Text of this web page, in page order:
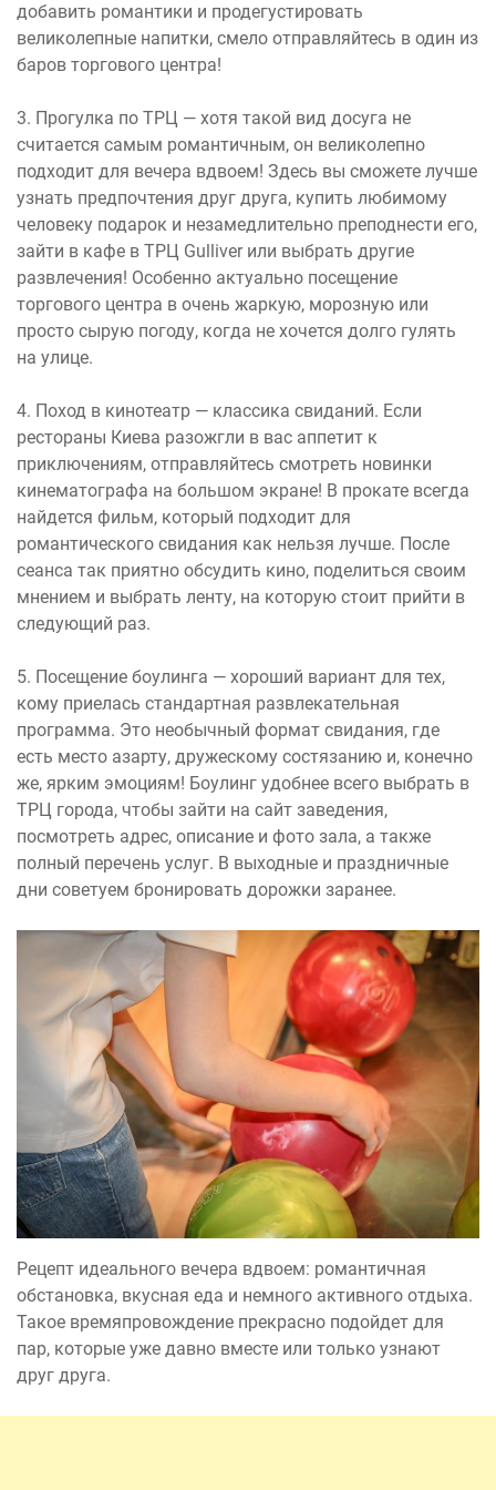
добавить романтики и продегустировать
великолепные напитки, смело отправляйтесь в один из
баров торгового центра!
3. Прогулка по ТРЦ — хотя такой вид досуга не
считается самым романтичным, он великолепно
подходит для вечера вдвоем! Здесь вы сможете лучше
узнать предпочтения друг друга, купить любимому
человеку подарок и незамедлительно преподнести его,
зайти в кафе в ТРЦ Gulliver или выбрать другие
развлечения! Особенно актуально посещение
торгового центра в очень жаркую, морозную или
просто сырую погоду, когда не хочется долго гулять
на улице.
4. Поход в кинотеатр — классика свиданий. Если
рестораны Киева разожгли в вас аппетит к
приключениям, отправляйтесь смотреть новинки
кинематографа на большом экране! В прокате всегда
найдется фильм, который подходит для
романтического свидания как нельзя лучше. После
сеанса так приятно обсудить кино, поделиться своим
мнением и выбрать ленту, на которую стоит прийти в
следующий раз.
5. Посещение боулинга — хороший вариант для тех,
кому приелась стандартная развлекательная
программа. Это необычный формат свидания, где
есть место азарту, дружескому состязанию и, конечно
же, ярким эмоциям! Боулинг удобнее всего выбрать в
ТРЦ города, чтобы зайти на сайт заведения,
посмотреть адрес, описание и фото зала, а также
полный перечень услуг. В выходные и праздничные
дни советуем бронировать дорожки заранее.
Рецепт идеального вечера вдвоем: романтичная
обстановка, вкусная еда и немного активного отдыха.
Такое времяпровождение прекрасно подойдет для
пар, которые уже давно вместе или только узнают
друг друга.